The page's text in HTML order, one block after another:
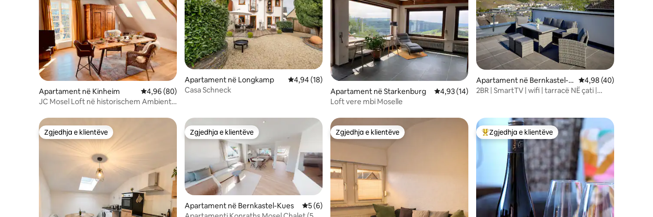
Apartament në Kinheim Vlerësimi mesatar 4,96 nga 5, 80 vlerësime
4,96 (80)
JC Mosel Loft në historischem Ambiente
Apartament në Longkamp Vlerësimi mesatar 4,94 nga 5, 18 vlerësime
4,94 (18)
Casa Schneck
Apartament në Starkenburg Vlerësimi mesatar 4,93 nga 5, 14 vlerësime
4,93 (14)
Loft vere mbi Moselle
Apartament në Bernkastel-K
ues
Vlerësimi mesatar
4,98 (40)
2BR | SmartTV | wifi | tarracë NË çati |
Zgjedhja e klientëve
Zgjedhja e klientëve Zgjedhja e klientëve
Zgjedhja e klientëve
Apartament në Bernkastel-Kues Vlerësimi mesatar 5 nga 5, 6 vlerësime
5 (6)
Zgjedhja e klientëve
Zgjedhja e klientëve Më të mirat e zgjedhjeve të klientëve
Zgjedhja e klientëve